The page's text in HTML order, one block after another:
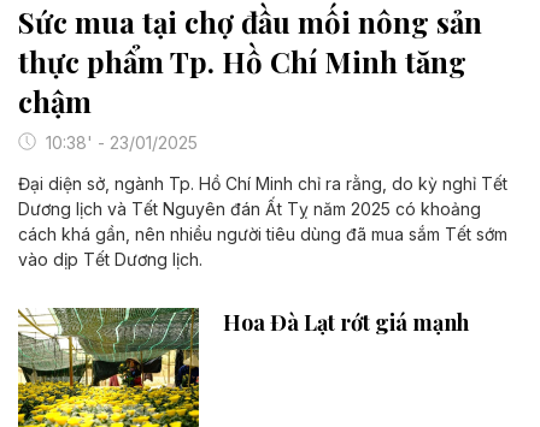
Sức mua tại chợ đầu mối nông sản
thực phẩm Tp. Hồ Chí Minh tăng
chậm
10:38' - 23/01/2025
Đại diện sở, ngành Tp. Hồ Chí Minh chỉ ra rằng, do kỳ nghỉ Tết
Dương lịch và Tết Nguyên đán Ất Tỵ năm 2025 có khoảng
cách khá gần, nên nhiều người tiêu dùng đã mua sắm Tết sớm
vào dịp Tết Dương lịch.
Hoa Đà Lạt rớt giá mạnh